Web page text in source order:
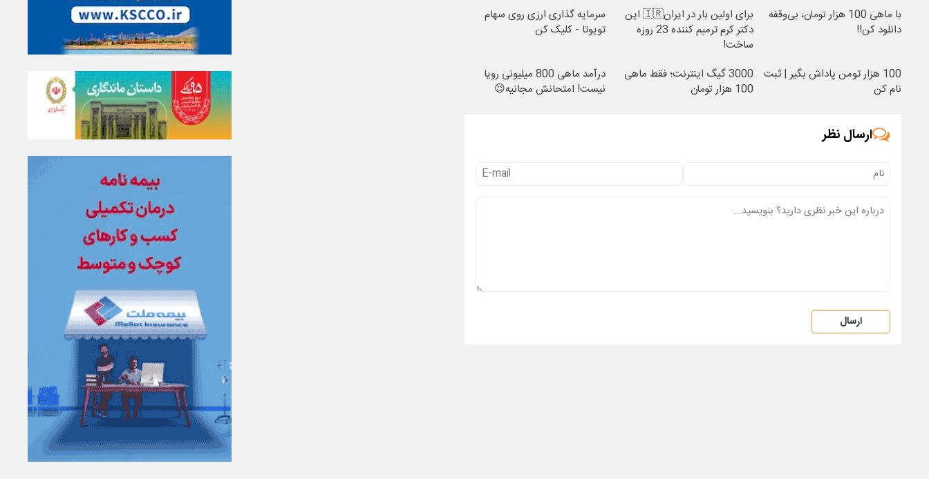
با ماهی 100 هزار تومان، بی‌وقفه
دانلود کن!!
برای اولین بار در ایران🇮🇷 این
دکتر کرم ترمیم کننده 23 روزه
ساخت!
سرمایه گذاری ارزی روی سهام
تویوتا - کلیک کن
100 هزار تومن پاداش بگیر | ثبت
نام کن
3000 گیگ اینترنت؛ فقط ماهی
100 هزار تومان
درآمد ماهی 800 میلیونی رویا
نیست! امتحانش مجانیه😉
ارسال نظر
ارسال